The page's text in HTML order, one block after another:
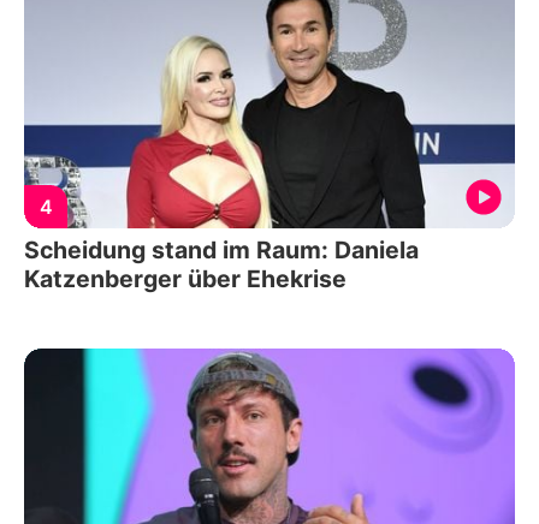
4
Scheidung stand im Raum: Daniela
Katzenberger über Ehekrise